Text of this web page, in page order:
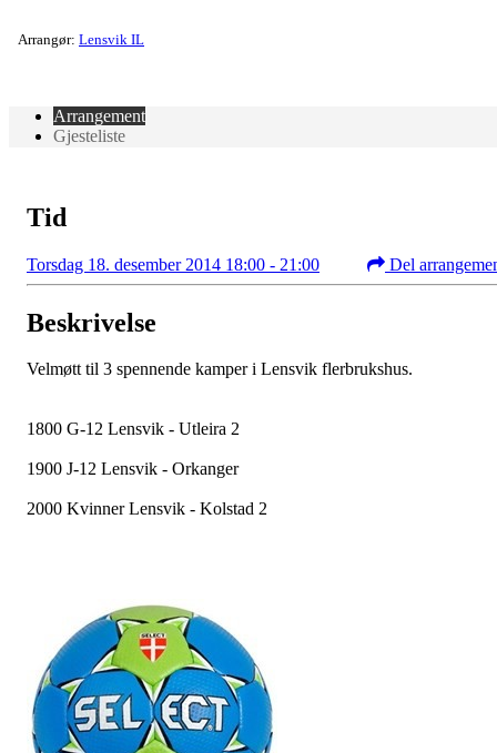
Arrangør: Lensvik IL
Arrangement
Gjesteliste
Tid
Torsdag 18. desember 2014 18:00 - 21:00 Del
Beskrivelse
Velmøtt til 3 spennende kamper i Lensvik flerbrukshus.
1800 G-12 Lensvik - Utleira 2
1900 J-12 Lensvik - Orkanger
2000 Kvinner Lensvik - Kolstad 2